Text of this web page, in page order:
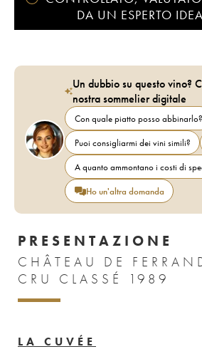
DA UN ESPERTO
Un dubbio su questo vino?
nostra sommelier digitale
Con quale piatto posso abbinarlo?
Puoi consigliarmi dei vini simili?
A quanto ammontano i costi di
Ho un'altra domanda
PRESENTAZIONE
CHÂTEAU DE
CRU CLASSÉ 1989
LA CUVÉE